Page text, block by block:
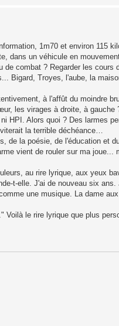
1m70 et environ 115
dans un véhicule en
combat ? Regarder les
Bigard, Troyes, l'aube, la
à l'affût du moindre
les virages à droite, à
HPI. Alors quoi ? Des larmes
la terrible déchéance…
de la poésie, de l'éducation et
vient de rouler sur ma joue...
au rire lyrique, aux yeux
t-elle. J'ai de nouveau six
une musique. La dame
le rire lyrique que plus